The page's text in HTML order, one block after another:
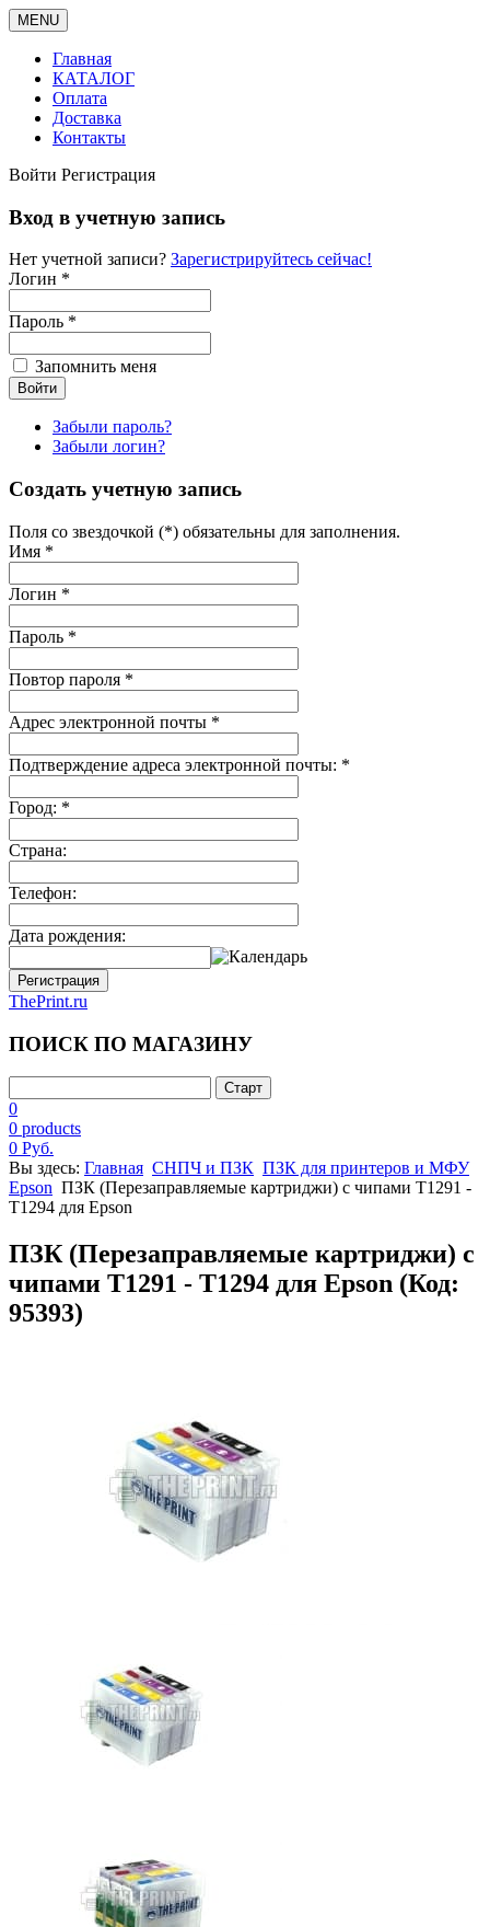
MENU
Главная
КАТАЛОГ
Оплата
Доставка
Контакты
Войти Регистрация
Вход в учетную запись
Нет учетной записи? Зарегистрируйтесь сейчас!
Логин *
Пароль *
Запомнить меня
Забыли пароль?
Забыли логин?
Создать учетную запись
Поля со звездочкой (*) обязательны для заполнения.
Имя *
Логин *
Пароль *
Повтор пароля *
Адрес электронной почты *
Подтверждение адреса электронной почты: *
Город: *
Страна:
Телефон:
Дата рождения:
Регистрация
ThePrint.ru
ПОИСК ПО МАГАЗИНУ
0
0 products
0 Руб.
Вы здесь: Главная СНПЧ и ПЗК ПЗК для принтеров и МФУ
Epson ПЗК (Перезаправляемые картриджи) с чипами T1291 -
T1294 для Epson
ПЗК (Перезаправляемые картриджи) с
чипами T1291 - T1294 для Epson (Код:
95393)